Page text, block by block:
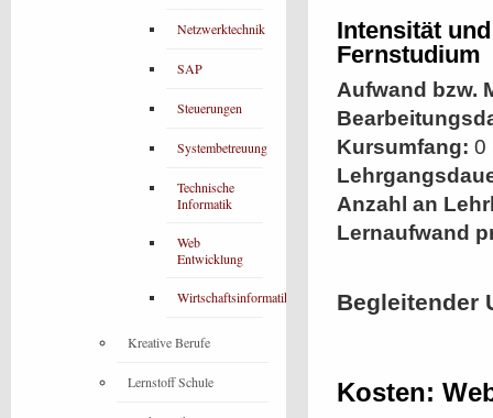
Intensität
Fernstudium
Aufwand bzw.
Kursumfang: 0
Anzahl an
Lernaufwand
Begleitender
Kosten:
Netzwerktechnik
SAP
Steuerungen
Systembetreuung
Technische
Informatik
Web
Entwicklung
Wirtschaftsinformatik
Kreative Berufe
Lernstoff Schule